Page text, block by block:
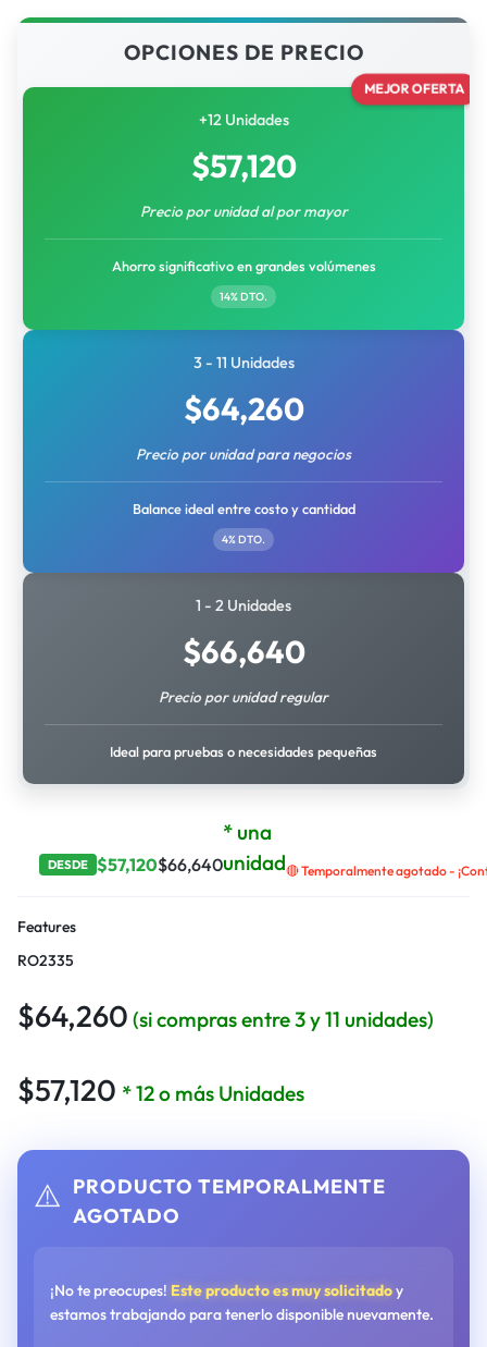
OPCIONES DE PRECIO
MEJOR OFERTA
+12 Unidades
$57,120
Precio por unidad al por mayor
Ahorro significativo en grandes volúmenes
14% DTO.
3 - 11 Unidades
$64,260
Precio por unidad para negocios
Balance ideal entre costo y cantidad
4% DTO.
1 - 2 Unidades
$66,640
Precio por unidad regular
Ideal para pruebas o necesidades pequeñas
DESDE $57,120$66,640
* una
unidad🔴 Temporalmente agotado -
Features
RO2335
$64,260 (si compras entre 3 y 11 unidades)
$57,120 * 12 o más Unidades
⚠️ PRODUCTO TEMPORALMENTE
AGOTADO
¡No te preocupes! Este producto es muy solicitadoy
estamos trabajando para tenerlo disponible nuevamente.